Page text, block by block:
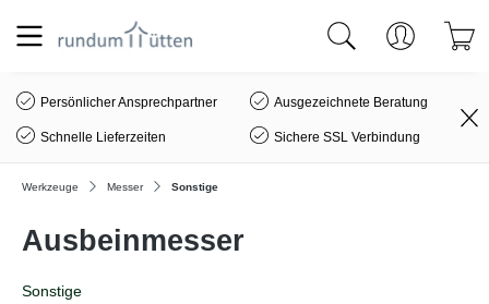
springen
Persönlicher Ansprechpartner Ausgezeichnete Beratung
Schnelle Lieferzeiten Sichere SSL Verbindung
Werkzeuge Messer Sonstige
Ausbeinmesser
Sonstige